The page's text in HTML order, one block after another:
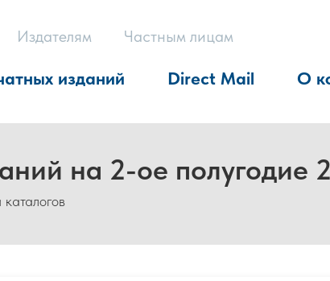
Издателям Частным лицам
изданий Direct Mail О
на 2-ое полугодие